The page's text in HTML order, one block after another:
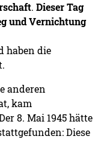
. Dieser Tag
und Vernichtung
haben die
anderen
kam
8. Mai 1945 hätte
Diese